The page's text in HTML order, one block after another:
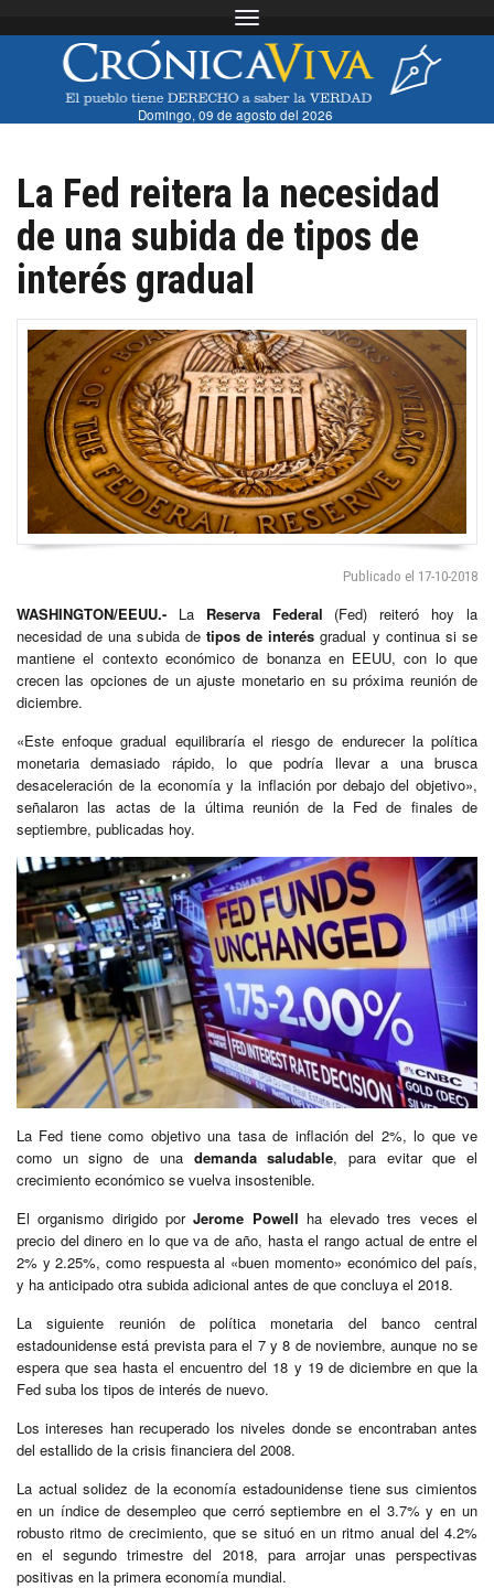
Toggle navigation
Domingo, 09 de agosto del 2026
La Fed reitera la necesidad
de una subida de tipos de
interés gradual
Publicado el 17-10-2018
WASHINGTON/EEUU.- La Reserva Federal (Fed) reiteró hoy la
necesidad de una subida de tipos de interés gradual y continua si se
mantiene el contexto económico de bonanza en EEUU, con lo que
crecen las opciones de un ajuste monetario en su próxima reunión de
diciembre.
«Este enfoque gradual equilibraría el riesgo de endurecer la política
monetaria demasiado rápido, lo que podría llevar a una brusca
desaceleración de la economía y la inflación por debajo del objetivo»,
señalaron las actas de la última reunión de la Fed de finales de
septiembre, publicadas hoy.
La Fed tiene como objetivo una tasa de inflación del 2%, lo que ve
como un signo de una demanda saludable, para evitar que el
crecimiento económico se vuelva insostenible.
El organismo dirigido porJerome Powell ha elevado tres veces el
precio del dinero en lo que va de año, hasta el rango actual de entre el
2% y 2.25%, como respuesta al «buen momento» económico del país,
y ha anticipado otra subida adicional antes de que concluya el 2018.
La siguiente reunión de política monetaria del banco central
estadounidense está prevista para el 7 y 8 de noviembre, aunque no se
espera que sea hasta el encuentro del 18 y 19 de diciembre en que la
Fed suba los tipos de interés de nuevo.
Los intereses han recuperado los niveles donde se encontraban antes
del estallido de la crisis financiera del 2008.
La actual solidez de la economía estadounidense tiene sus cimientos
en un índice de desempleo que cerró septiembre en el 3.7% y en un
robusto ritmo de crecimiento, que se situó en un ritmo anual del 4.2%
en el segundo trimestre del 2018, para arrojar unas perspectivas
positivas en la primera economía mundial.